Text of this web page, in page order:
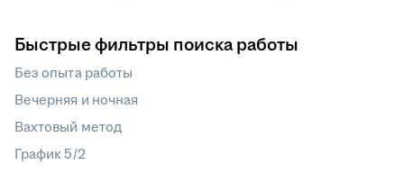
Быстрые фильтры поиска работы
Без опыта работы
Вечерняя и ночная
Вахтовый метод
График 5/2